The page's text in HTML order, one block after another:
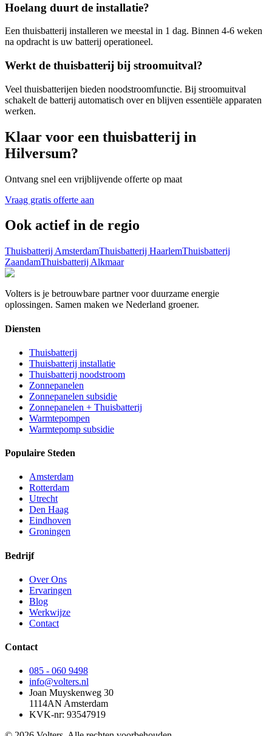
Hoelang duurt de installatie?
Een thuisbatterij installeren we meestal in 1 dag. Binnen 4-6 weken
na opdracht is uw batterij operationeel.
Werkt de thuisbatterij bij stroomuitval?
Veel thuisbatterijen bieden noodstroomfunctie. Bij stroomuitval
schakelt de batterij automatisch over en blijven essentiële apparaten
werken.
Klaar voor een thuisbatterij in
Hilversum?
Ontvang snel een vrijblijvende offerte op maat
Vraag gratis offerte aan
Ook actief in de regio
Thuisbatterij AmsterdamThuisbatterij HaarlemThuisbatterij
ZaandamThuisbatterij Alkmaar
Volters is je betrouwbare partner voor duurzame energie
oplossingen. Samen maken we Nederland groener.
Diensten
Thuisbatterij
Thuisbatterij installatie
Thuisbatterij noodstroom
Zonnepanelen
Zonnepanelen subsidie
Zonnepanelen + Thuisbatterij
Warmtepompen
Warmtepomp subsidie
Populaire Steden
Amsterdam
Rotterdam
Utrecht
Den Haag
Eindhoven
Groningen
Bedrijf
Over Ons
Ervaringen
Blog
Werkwijze
Contact
Contact
085 - 060 9498
info@volters.nl
Joan Muyskenweg 30
1114AN Amsterdam
KVK-nr: 93547919